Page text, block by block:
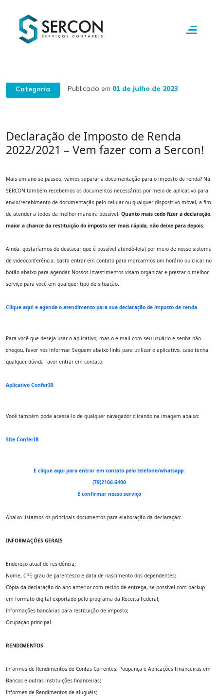
Categoria Publicado em 01 de julho de 2023
Declaração de Imposto de Renda
2022/2021 – Vem fazer com a Sercon!
Mais um ano se passou, vamos separar a documentação para o imposto de renda? Na
SERCON também recebemos os documentos necessários por meio de aplicativo para
envio/recebimento de documentação pelo celular ou qualquer dispositivo móvel, a fim
de atender a todos da melhor maneira possível. Quanto mais cedo fizer a declaração,
maior a chance da restituição do imposto ser mais rápida, não deixe para depois.
Ainda, gostaríamos de destacar que é possível atendê-lo(a) por meio de nosso sistema
de videoconferência, basta entrar em contato para marcarmos um horário ou clicar no
botão abaixo para agendar. Nossos investimentos visam organizar e prestar o melhor
serviço para você em qualquer tipo de situação.
Clique aqui e agende o atendimento para sua declaração de imposto de renda
Para você que deseja usar o aplicativo, mas o e-mail com seu usuário e senha não
chegou, favor nos informar. Seguem abaixo links para utilizar o aplicativo, caso tenha
qualquer dúvida favor entrar em contato:
Aplicativo ConferIR
Você também pode acessá-lo de qualquer navegador clicando na imagem abaixo:
Site ConferIR
E clique aqui para entrar em contato pelo telefone/whatsapp:
(79)2106-6400
E confirmar nosso serviço
Abaixo listamos os principais documentos para elaboração da declaração:
INFORMAÇÕES GERAIS
Endereço atual de residência;
Nome, CPF, grau de parentesco e data de nascimento dos dependentes;
Cópia da declaração do ano anterior com recibo de entrega, se possível com backup
em formato digital exportado pelo programa da Receita Federal;
Informações bancárias para restituição de imposto;
Ocupação principal.
RENDIMENTOS
Informes de Rendimentos de Contas Correntes, Poupança e Aplicações Financeiras em
Bancos e outras instituições financeiras;
Informes de Rendimentos de aluguéis;